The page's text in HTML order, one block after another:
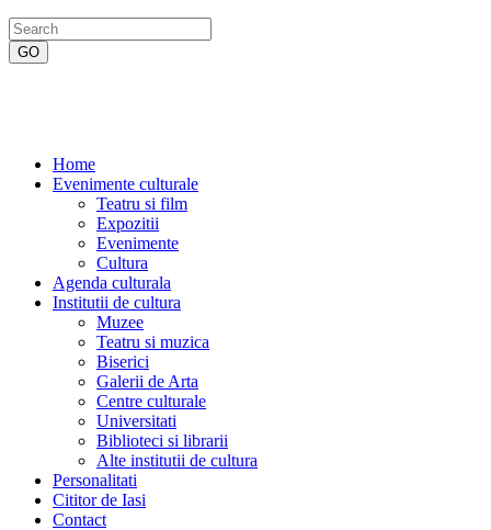
Home
Evenimente culturale
Teatru si film
Expozitii
Evenimente
Cultura
Agenda culturala
Institutii de cultura
Muzee
Teatru si muzica
Biserici
Galerii de Arta
Centre culturale
Universitati
Biblioteci si librarii
Alte institutii de cultura
Personalitati
Cititor de Iasi
Contact